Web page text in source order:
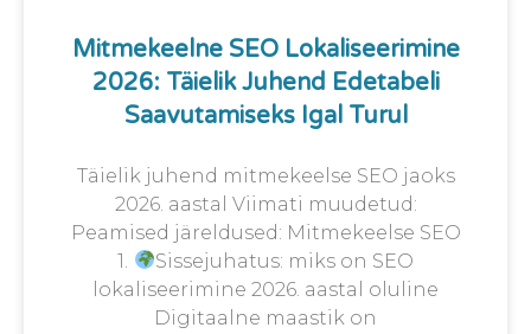
Mitmekeelne SEO Lokaliseerimine
2026: Täielik Juhend Edetabeli
Saavutamiseks Igal Turul
Täielik juhend mitmekeelse SEO jaoks
2026. aastal Viimati muudetud:
Peamised järeldused: Mitmekeelse SEO
1.
Sissejuhatus: miks on SEO
lokaliseerimine 2026. aastal oluline
Digitaalne maastik on